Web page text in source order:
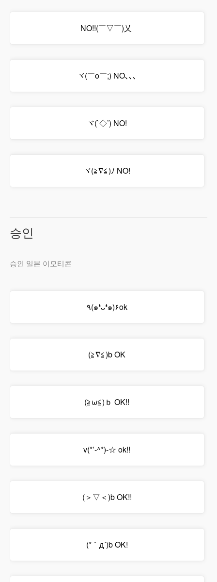
NO!!(￣▽￣)乂
ヾ(￣o￣;) NO､､､
ヾ(`◇’) NO!
ヾ(≧∇≦)ﾉ NO!
승인
승인 일본 이모티콘
٩(๑❛ᴗ❛๑)۶ok
(≧∇≦)b OK
(≧ω≦)ｂ OK!!
v(*’-^*)-☆ ok!!
(＞▽＜)b OK!!
(*｀д´)b OK!